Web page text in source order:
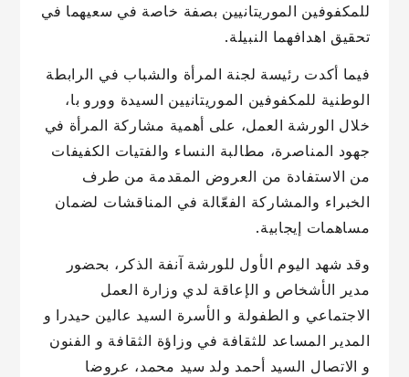
للمكفوفين الموريتانيين بصفة خاصة في سعيهما في
تحقيق اهدافهما النبيلة.
فيما أكدت رئيسة لجنة المرأة والشباب في الرابطة
الوطنية للمكفوفين الموريتانيين السيدة وورو با،
خلال الورشة العمل، على أهمية مشاركة المرأة في
جهود المناصرة، مطالبة النساء والفتيات الكفيفات
من الاستفادة من العروض المقدمة من طرف
الخبراء والمشاركة الفعّالة في المناقشات لضمان
مساهمات إيجابية.
وقد شهد اليوم الأول للورشة آنفة الذكر، بحضور
مدير الأشخاص و الإعاقة لدي وزارة العمل
الاجتماعي و الطفولة و الأسرة السيد عالين حيدرا و
المدير المساعد للثقافة في وزاؤة الثقافة و الفنون
و الاتصال السيد أحمد ولد سيد محمد، عروضا